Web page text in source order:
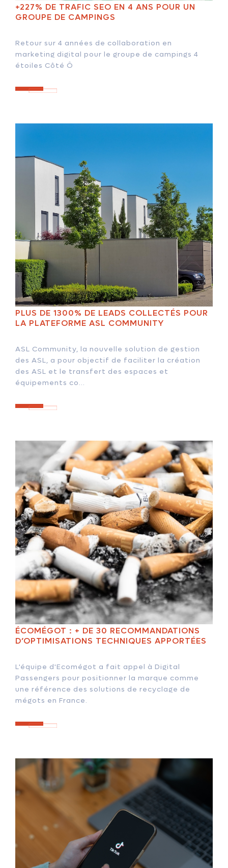
+227% DE TRAFIC SEO EN 4 ANS POUR UN
GROUPE DE CAMPINGS
Retour sur 4 années de collaboration en
marketing digital pour le groupe de campings 4
étoiles Côté Ô
PLUS DE 1300% DE LEADS COLLECTÉS POUR
LA PLATEFORME ASL COMMUNITY
ASL Community, la nouvelle solution de gestion
des ASL, a pour objectif de faciliter la création
des ASL et le transfert des espaces et
équipements co...
ÉCOMÉGOT : + DE 30 RECOMMANDATIONS
D’OPTIMISATIONS TECHNIQUES APPORTÉES
L'équipe d'Ecomégot a fait appel à Digital
Passengers pour positionner la marque comme
une référence des solutions de recyclage de
mégots en France.